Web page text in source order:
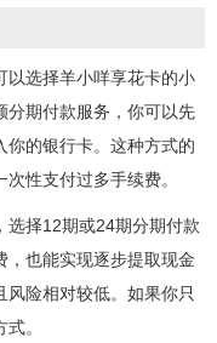
以选择羊小咩享花卡的小
分期付款服务，你可以先
你的银行卡。这种方式的
性支付过多手续费。
选择12期或24期分期付款
，也能实现逐步提取现金
险相对较低。如果你只
。